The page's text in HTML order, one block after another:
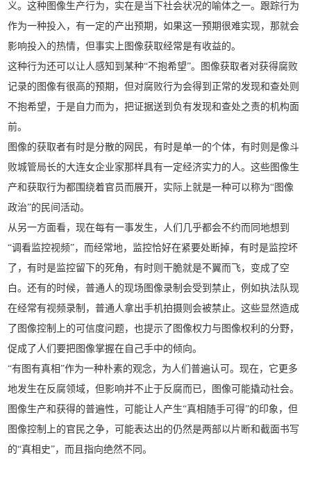
义。这种图像生产行为，实在是当下社会状况的喻体之一。跟踪行为
作为一种投入，有一定的产出预期，如果这一预期很难实现，那就会
影响投入的热情，但事实上图像获取经常是有收益的。
这种行为还可以让人感知到某种“不抱希望”。图像获取者对获得腐败
记录的图像有很高的预期，但对腐败行为会得到正常的发现和查处则
不抱希望，于是自力而为，把证据送到负有发现和查处之责的机构面
前。
图像的获取者有时是分散的网民，有时是单一的个体，有时则是像斗
败城管局长的大连女企业家那样具有一定经济实力的人。这些图像生
产和获取行为都围绕着官员而展开，实际上就是一种可以称为“图像
政治”的民间活动。
从另一方面看，现在每有一事发生，人们几乎都会不约而同地想到
“调看监控视频”，而经常地，监控恰好在紧要处断掉，有时是监控坏
了，有时是监控留下的死角，有时则干脆就是不翼而飞，变成了空
白。还有的时候，普通人的现场图像录制会受到禁止，例如执法队现
在经常有视频录制，普通人拿出手机拍摄则会被禁止。这些显然造成
了图像控制上的可信度问题，也提示了图像权力与图像权利的分野，
促成了人们要把图像掌握在自己手中的倾向。
“有图有真相”作为一种朴素的观念，为人们普遍认可。现在，它更多
地发生在反腐领域，但影响并不止于反腐而已，图像可能撬动社会。
图像生产和获得的普遍性，可能让人产生“真相随手可得”的印象，但
图像控制上的官民之争，可能表达出的仍然是两部以片断和截面书写
的“真相史”，而且指向绝然不同。